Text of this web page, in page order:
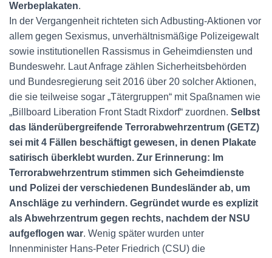
Werbeplakaten.
In der Vergangenheit richteten sich Adbusting-Aktionen vor
allem gegen Sexismus, unverhältnismäßige Polizeigewalt
sowie institutionellen Rassismus in Geheimdiensten und
Bundeswehr. Laut Anfrage zählen Sicherheitsbehörden
und Bundesregierung seit 2016 über 20 solcher Aktionen,
die sie teilweise sogar „Tätergruppen“ mit Spaßnamen wie
„Billboard Liberation Front Stadt Rixdorf“ zuordnen. Selbst
das länderübergreifende Terrorabwehrzen­trum (GETZ)
sei mit 4 Fällen beschäftigt gewesen, in denen Plakate
satirisch überklebt wurden. Zur Erinnerung: Im
Terrorabwehrzentrum stimmen sich Geheimdienste
und Polizei der verschiedenen Bundesländer ab, um
Anschläge zu verhindern. Gegründet wurde es explizit
als Abwehrzentrum gegen rechts, nachdem der NSU
aufgeflogen war. Wenig später wurden unter
Innenminister Hans-Peter Friedrich (CSU) die